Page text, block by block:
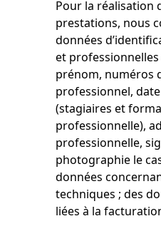
Pour la réalisation
prestations, nous
données
et
prénom, numéros
professionnel,
(stagiaires et
professionnelle),
professionnelle,
photographie le
données
techniques ; des
liées à la